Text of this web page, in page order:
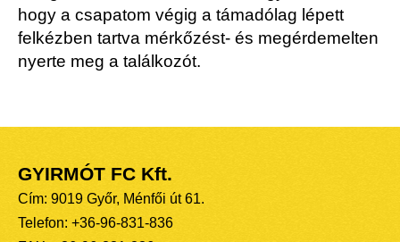
hogy a csapatom végig a támadólag lépett
fel kézben tartva mérkőzést- és megérdemelten
nyerte meg a találkozót.
GYIRMÓT FC Kft.
Cím: 9019 Győr, Ménfői út 61.
Telefon: +36-96-831-836